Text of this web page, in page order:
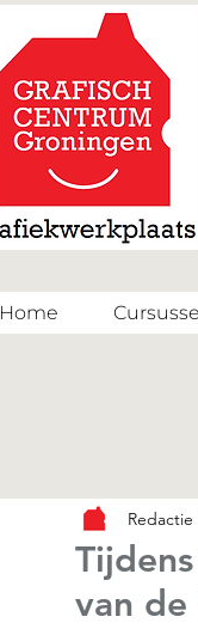
Home
van de
Redactie